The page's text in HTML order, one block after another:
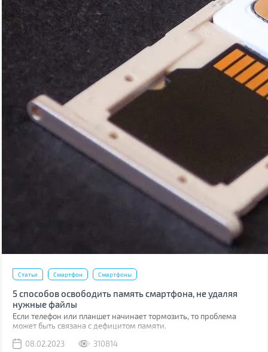
Статьи Смартфон Смартфоны
5 способов освободить память смартфона, не удаляя
нужные файлы
Если телефон или планшет начинает тормозить, то проблема
может быть связана с дефицитом памяти.
08.02.2023
310814